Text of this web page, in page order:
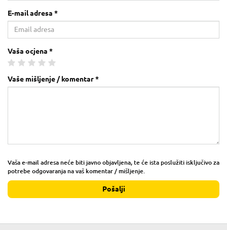
E-mail adresa *
Vaša ocjena *
Vaše mišljenje / komentar *
Vaša e-mail adresa neće biti javno objavljena, te će ista poslužiti isključivo za
potrebe odgovaranja na vaš komentar / mišljenje.
Pošalji